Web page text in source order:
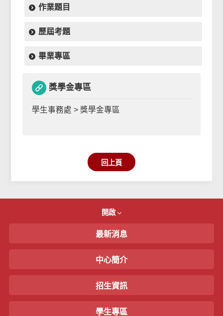
作業題目
歷屆考題
畢業專區
獎學金專區
學生事務處 > 獎學金專區
回上頁
開啟
最新消息
中心簡介
招生資訊
學生專區